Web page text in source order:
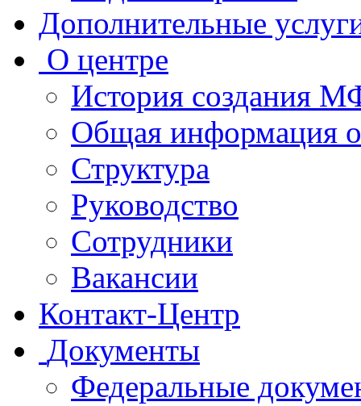
Дополнительные
О центре
История создания
Общая
Структура
Руководство
Сотрудники
Вакансии
Контакт-Центр
Документы
Федеральные